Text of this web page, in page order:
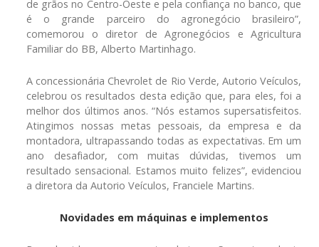
de grãos no Centro-Oeste e pela confiança no banco, que
é o grande parceiro do agronegócio brasileiro”,
comemorou o diretor de Agronegócios e Agricultura
Familiar do BB, Alberto Martinhago.
A concessionária Chevrolet de Rio Verde, Autorio Veículos,
celebrou os resultados desta edição que, para eles, foi a
melhor dos últimos anos. “Nós estamos supersatisfeitos.
Atingimos nossas metas pessoais, da empresa e da
montadora, ultrapassando todas as expectativas. Em um
ano desafiador, com muitas dúvidas, tivemos um
resultado sensacional. Estamos muito felizes”, evidenciou
a diretora da Autorio Veículos, Franciele Martins.
Novidades em máquinas e implementos